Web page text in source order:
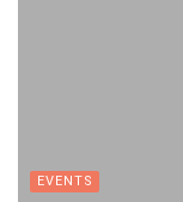
EVENTS